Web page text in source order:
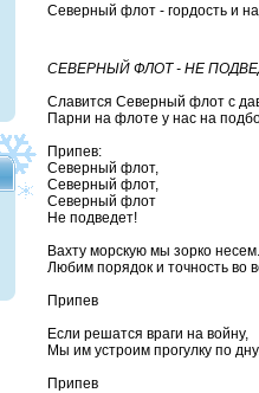
Северный флот - гордость и
СЕВЕРНЫЙ ФЛОТ - НЕ
Славится Северный флот с
Парни на флоте у нас на
Припев:
Северный флот,
Северный флот,
Северный флот
Не подведет!
Вахту морскую мы зорко несем.
Любим порядок и точность во
Припев
Если решатся враги на войну,
Мы им устроим прогулку по
Припев